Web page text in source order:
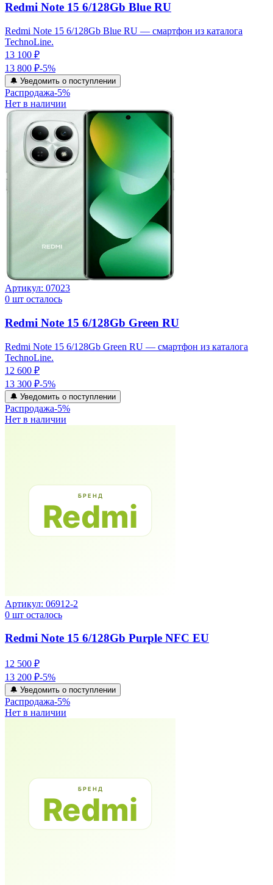
Redmi Note 15 6/128Gb Blue RU
Redmi Note 15 6/128Gb Blue RU — смартфон из каталога
TechnoLine.
13 100 ₽
13 800 ₽-5%
🔔 Уведомить о поступлении
Распродажа-5%
Нет в наличии
Артикул: 07023
0 шт осталось
Redmi Note 15 6/128Gb Green RU
Redmi Note 15 6/128Gb Green RU — смартфон из каталога
TechnoLine.
12 600 ₽
13 300 ₽-5%
🔔 Уведомить о поступлении
Распродажа-5%
Нет в наличии
Артикул: 06912-2
0 шт осталось
Redmi Note 15 6/128Gb Purple NFC EU
12 500 ₽
13 200 ₽-5%
🔔 Уведомить о поступлении
Распродажа-5%
Нет в наличии